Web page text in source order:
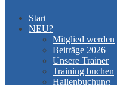
Start
NEU?
Mitglied werden
Beiträge 2026
Unsere Trainer
Training buchen
Hallenbuchung